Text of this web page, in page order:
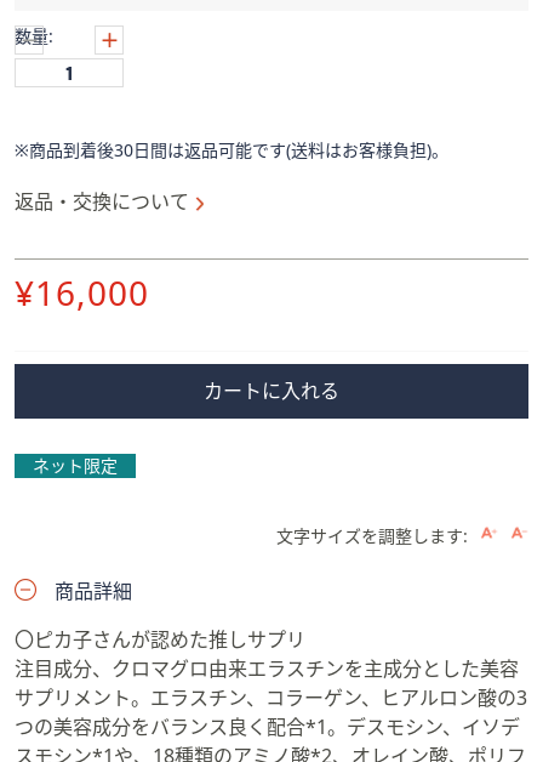
し
て
閲
で
ま
数量:
※商品到着後30日間は返品可能です(送料はお客様負担)。
返品・交換について
削
¥16,000
カートに入れる
ネット限定
文字サイズを調整します:
商品詳細
〇ピカ子さんが認めた推しサプリ
注目成分、クロマグロ由来エラスチンを主成分とした美容
サプリメント。エラスチン、コラーゲン、ヒアルロン酸の3
つの美容成分をバランス良く配合*1。デスモシン、イソデ
スモシン*1や、18種類のアミノ酸*2、オレイン酸、ポリフ